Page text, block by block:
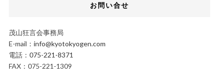
お問い合せ
茂山狂言会事務局
E-mail： info@kyotokyogen.com
電話： 075-221-8371
FAX：075-221-1309